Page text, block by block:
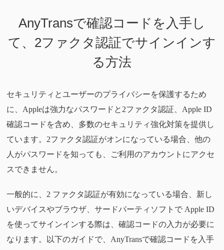
AnyTransで確認コードを入手し
て、2ファクタ認証でサインインす
る方法
セキュリティとユーザーのプライバシーを保護するため
に、Appleは強力なパスワードと2ファクタ認証、Apple ID
確認コードを含め、多数のセキュリティ強化対策を提供し
ています。2ファクタ認証がオンになっている場合、他の
人がパスワードを知っても、ご利用のアカウントにアクセ
スできません。
一般的に、2 ファクタ認証が有効になっている場合、新し
いデバイスやブラウザ、サードパーティソフトで Apple ID
を使ってサインインする際は、確認コードの入力が必要に
なります。以下のガイドで、AnyTransで確認コードを入手